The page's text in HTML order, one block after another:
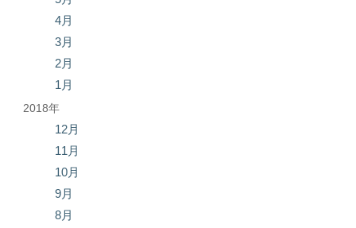
4月
3月
2月
1月
2018年
12月
11月
10月
9月
8月